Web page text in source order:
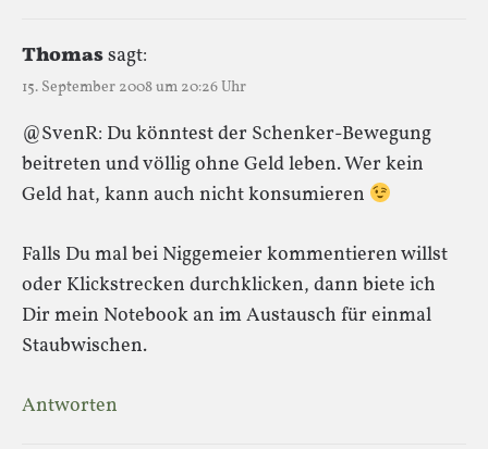
Thomassagt:
15. September 2008 um 20:26 Uhr
@SvenR: Du könntest der Schenker-Bewegung
beitreten und völlig ohne Geld leben. Wer kein
Geld hat, kann auch nicht konsumieren
Falls Du mal bei Niggemeier kommentieren willst
oder Klickstrecken durchklicken, dann biete ich
Dir mein Notebook an im Austausch für einmal
Staubwischen.
Antworten